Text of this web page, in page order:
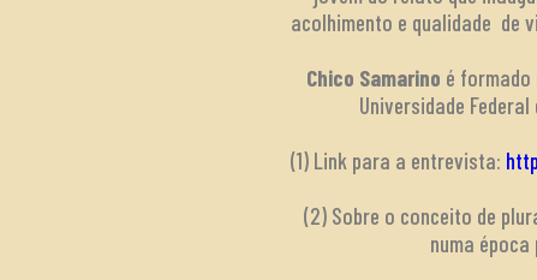
acolhimento e qualidade de
Chico Samarino é formado
Universidade
(1) Link para a entrevista:
(2) Sobre o conceito de
numa